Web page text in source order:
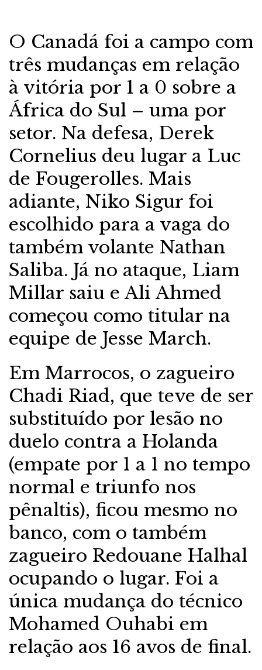
O Canadá foi a campo com
três mudanças em relação
à vitória por 1 a 0 sobre a
África do Sul – uma por
setor. Na defesa, Derek
Cornelius deu lugar a Luc
de Fougerolles. Mais
adiante, Niko Sigur foi
escolhido para a vaga do
também volante Nathan
Saliba. Já no ataque, Liam
Millar saiu e Ali Ahmed
começou como titular na
equipe de Jesse March.
Em Marrocos, o zagueiro
Chadi Riad, que teve de ser
substituído por lesão no
duelo contra a Holanda
(empate por 1 a 1 no tempo
normal e triunfo nos
pênaltis), ficou mesmo no
banco, com o também
zagueiro Redouane Halhal
ocupando o lugar. Foi a
única mudança do técnico
Mohamed Ouhabi em
relação aos 16 avos de final.